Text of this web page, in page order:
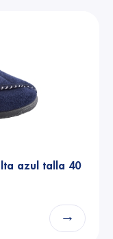
azul talla 40
→